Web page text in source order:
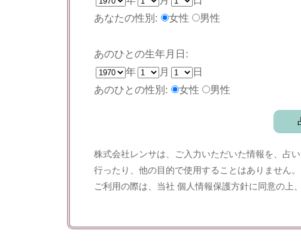
あなたの性別:
女性 男性
あのひとの生年月日:
年
月
日
あのひとの性別:
女性 男性
株式会社レンサは、ご入力いただいた情報を、占
行ったり、他の目的で使用することはありません。
ご利用の際は、当社 個人情報保護方針に同意の上